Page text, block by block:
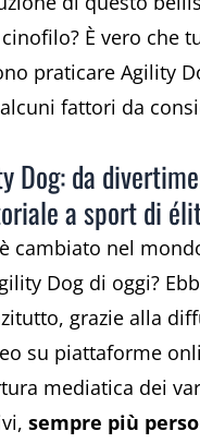
È vero che
praticare Agility
fattori da
Dog: da
a sport di
cambiato nel
Dog di oggi?
grazie alla
su piattaforme
mediatica dei
sempre più